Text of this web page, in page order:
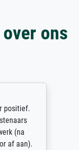
ons
positief.
(na
af aan).